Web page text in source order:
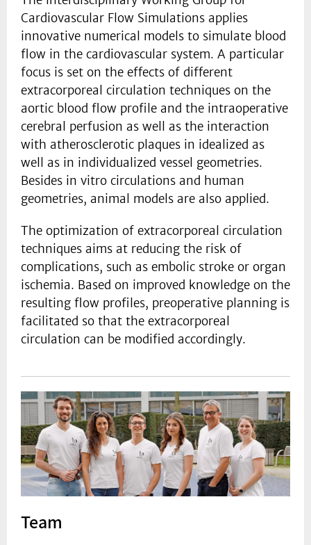
Cardiovascular Flow Simulations applies
innovative numerical models to simulate blood
flow in the cardiovascular system. A particular
focus is set on the effects of different
extracorporeal circulation techniques on the
aortic blood flow profile and the intraoperative
cerebral perfusion as well as the interaction
with atherosclerotic plaques in idealized as
well as in individualized vessel geometries.
Besides in vitro circulations and human
geometries, animal models are also applied.
The optimization of extracorporeal circulation
techniques aims at reducing the risk of
complications, such as embolic stroke or organ
ischemia. Based on improved knowledge on the
resulting flow profiles, preoperative planning is
facilitated so that the extracorporeal
circulation can be modified accordingly.
Team